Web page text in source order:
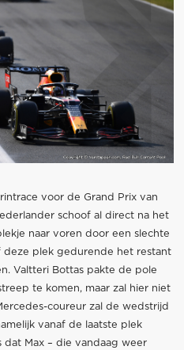
voor de Grand Prix van
schoof al direct na het
naar voren door een slechte
deze plek gedurende het restant
Valtteri Bottas pakte de pole
te komen, maar zal hier niet
coureur zal de wedstrijd
vanaf de laatste plek
Max – die vandaag weer